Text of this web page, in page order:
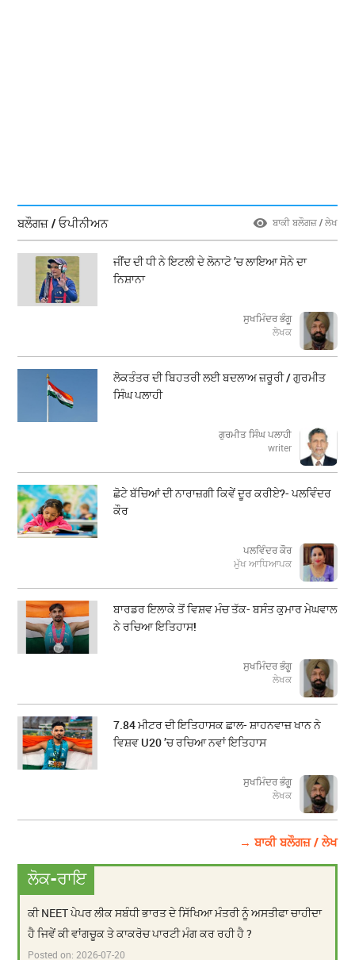
ਬਲੌਗਜ਼ / ਓਪੀਨੀਅਨ ਬਾਕੀ ਬਲੌਗਜ਼ / ਲੇਖ
ਜੀਂਦ ਦੀ ਧੀ ਨੇ ਇਟਲੀ ਦੇ ਲੋਨਾਟੋ ’ਚ ਲਾਇਆ ਸੋਨੇ ਦਾ
ਨਿਸ਼ਾਨਾ
ਸੁਖਮਿੰਦਰ ਭੰਗੂ
ਲੇਖਕ
ਲੋਕਤੰਤਰ ਦੀ ਬਿਹਤਰੀ ਲਈ ਬਦਲਾਅ ਜ਼ਰੂਰੀ / ਗੁਰਮੀਤ
ਸਿੰਘ ਪਲਾਹੀ
ਗੁਰਮੀਤ ਸਿੰਘ ਪਲਾਹੀ
writer
ਛੋਟੇ ਬੱਚਿਆਂ ਦੀ ਨਾਰਾਜ਼ਗੀ ਕਿਵੇਂ ਦੂਰ ਕਰੀਏ?- ਪਲਵਿੰਦਰ
ਕੌਰ
ਪਲਵਿੰਦਰ ਕੌਰ
ਮੁੱਖ ਆਧਿਆਪਕ
ਬਾਰਡਰ ਇਲਾਕੇ ਤੋਂ ਵਿਸ਼ਵ ਮੰਚ ਤੱਕ- ਬਸੰਤ ਕੁਮਾਰ ਮੇਘਵਾਲ
ਨੇ ਰਚਿਆ ਇਤਿਹਾਸ!
ਸੁਖਮਿੰਦਰ ਭੰਗੂ
ਲੇਖਕ
7.84 ਮੀਟਰ ਦੀ ਇਤਿਹਾਸਕ ਛਾਲ- ਸ਼ਾਹਨਵਾਜ਼ ਖਾਨ ਨੇ
ਵਿਸ਼ਵ U20 ’ਚ ਰਚਿਆ ਨਵਾਂ ਇਤਿਹਾਸ
ਸੁਖਮਿੰਦਰ ਭੰਗੂ
ਲੇਖਕ
→ ਬਾਕੀ ਬਲੌਗਜ਼ / ਲੇਖ
ਲੋਕ-ਰਾਇ
ਕੀ NEET ਪੇਪਰ ਲੀਕ ਸਬੰਧੀ ਭਾਰਤ ਦੇ ਸਿੱਖਿਆ ਮੰਤਰੀ ਨੂੰ ਅਸਤੀਫਾ ਚਾਹੀਦਾ
ਹੈ ਜਿਵੇਂ ਕੀ ਵਾਂਗਚੂਕ ਤੇ ਕਾਕਰੋਚ ਪਾਰਟੀ ਮੰਗ ਕਰ ਰਹੀ ਹੈ ?
Posted on:2026-07-20